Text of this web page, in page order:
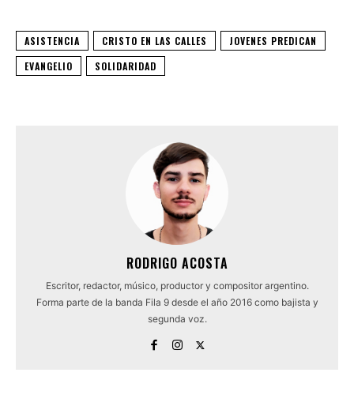
ASISTENCIA CRISTO EN LAS CALLES
JOVENES PREDICAN
EVANGELIO
SOLIDARIDAD
RODRIGO ACOSTA
Escritor, redactor, músico, productor y compositor argentino.
Forma parte de la banda Fila 9 desde el año 2016 como bajista y
segunda voz.